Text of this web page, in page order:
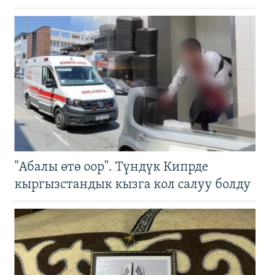
"Абалы өтө оор". Түндүк Кипрде
кыргызстандык кызга кол салуу болду